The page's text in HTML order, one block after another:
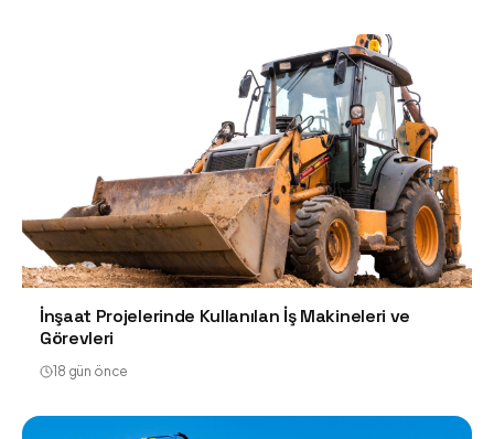
İnşaat Projelerinde Kullanılan İş Makineleri ve
Görevleri
18 gün önce